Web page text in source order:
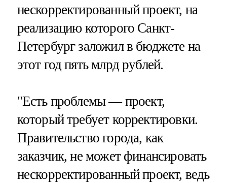
нескорректированный проект, на
реализацию которого Санкт-
Петербург заложил в бюджете на
этот год пять млрд рублей.
"Есть проблемы — проект,
который требует корректировки.
Правительство города, как
заказчик, не может финансировать
нескорректированный проект, ведь